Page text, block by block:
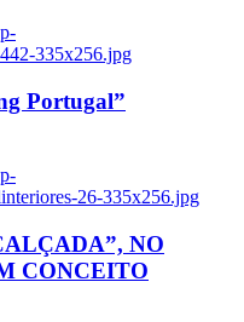
335x256.jpg
Portugal”
26-335x256.jpg
NO
CONCEITO